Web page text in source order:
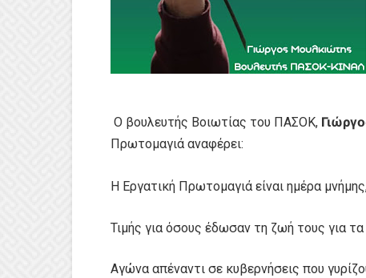
Ο βουλευτής Βοιωτίας του ΠΑΣΟΚ,
Πρωτομαγιά αναφέρει:
Η Εργατική Πρωτομαγιά είναι ημέρα
Τιμής για όσους έδωσαν τη ζωή τους για
Αγώνα απέναντι σε κυβερνήσεις που